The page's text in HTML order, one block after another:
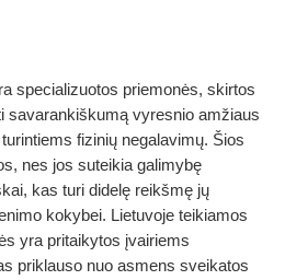
specializuotos priemonės, skirtos
savarankiškumą vyresnio amžiaus
fizinių negalavimų. Šios
nes jos suteikia galimybę
kas turi didelę reikšmę jų
kokybei. Lietuvoje teikiamos
yra pritaikytos įvairiems
priklauso nuo asmens sveikatos